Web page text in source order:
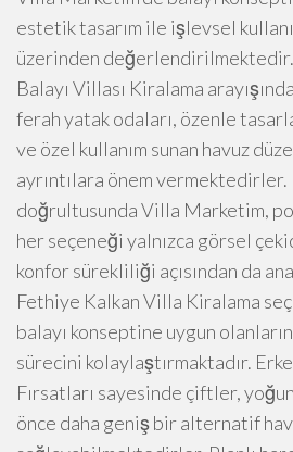
estetik tasarım ile işlevsel
üzerinden
Balayı Villası Kiralama
ferah yatak odaları, özenle
ve özel kullanım sunan havuz
ayrıntılara önem
doğrultusunda Villa Marketim,
her seçeneği yalnızca görsel
konfor sürekliliği açısından da
Fethiye Kalkan Villa Kiralama
balayı konseptine uygun
sürecini kolaylaştırmaktadır.
Fırsatları sayesinde çiftler,
önce daha geniş bir alternatif